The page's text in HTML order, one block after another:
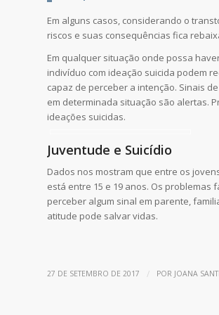
Em alguns casos, considerando o
riscos e suas consequências fica
Em qualquer situação onde possa
indivíduo com ideação suicida podem
capaz de perceber a intenção. Sinais
em determinada situação são alertas.
ideações suicidas.
Juventude e Suicídio
Dados nos mostram que entre os
está entre 15 e 19 anos. Os
perceber algum sinal em parente,
atitude pode salvar vidas.
27 DE SETEMBRO DE 2017 / POR JOANA